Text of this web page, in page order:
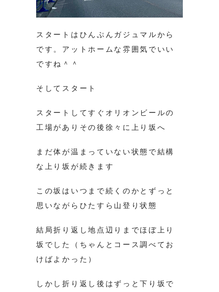
スタートはひんぷんガジュマルから
です。アットホームな雰囲気でいい
ですね＾＾
そしてスタート
スタートしてすぐオリオンビールの
工場がありその後徐々に上り坂へ
まだ体が温まっていない状態で結構
な上り坂が続きます
この坂はいつまで続くのかとずっと
思いながらひたすら山登り状態
結局折り返し地点辺りまでほぼ上り
坂でした（ちゃんとコース調べてお
けばよかった）
しかし折り返し後はずっと下り坂で